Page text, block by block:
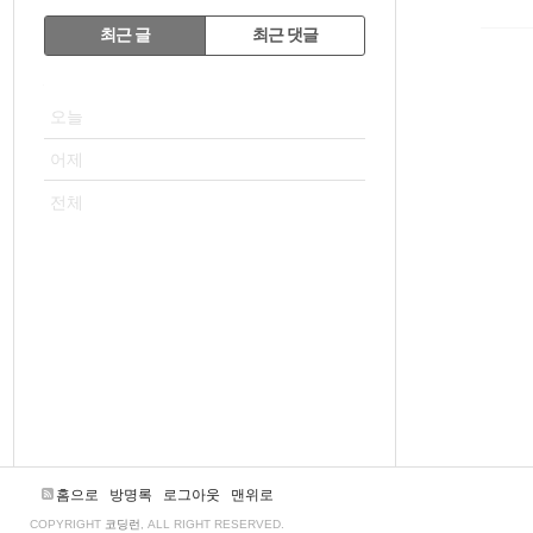
RECENTLY
최근 글 최근 댓글
오늘
어제
전체
홈으로 방명록 로그아웃 맨위로
COPYRIGHT 코딩런 , ALL RIGHT RESERVED.